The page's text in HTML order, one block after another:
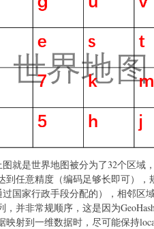
就是世界地图被分为了32个区域
到任意精度（编码足够长即可）
国家行政手段分配的），相邻区
并非常规顺序，这是因为
射到一维数据时，尽可能保持